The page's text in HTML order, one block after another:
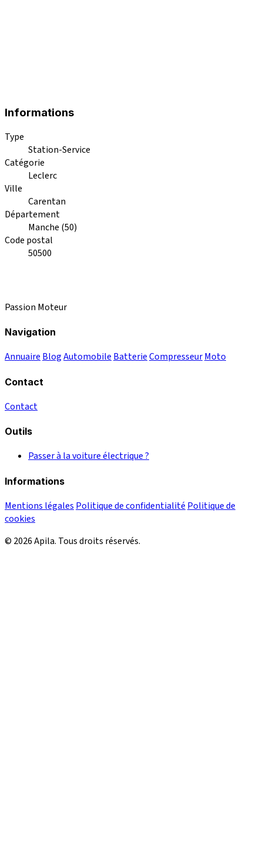
Informations
Type
Station-Service
Catégorie
Leclerc
Ville
Carentan
Département
Manche (50)
Code postal
50500
Passion Moteur
Navigation
Annuaire BlogAutomobile BatterieCompresseurMoto
Contact
Contact
Outils
Passer à la voiture électrique ?
Informations
Mentions légales Politique de confidentialité Politique de
cookies
© 2026 Apila. Tous droits réservés.